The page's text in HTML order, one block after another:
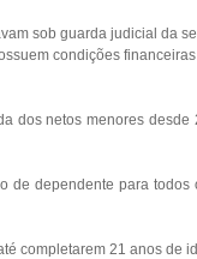
sob guarda judicial da
condições
dos netos menores
de dependente para
completarem 21 anos de